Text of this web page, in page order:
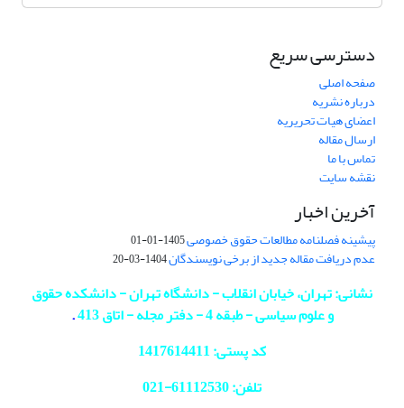
دسترسی سریع
صفحه اصلی
درباره نشریه
اعضای هیات تحریریه
ارسال مقاله
تماس با ما
نقشه سایت
آخرین اخبار
پیشینه فصلنامه مطالعات حقوق خصوصی1405-01-01
عدم دریافت مقاله جدید از برخی نویسندگان1404-03-20
نشانی: تهران، خیابان انقلاب - دانشگاه تهران - دانشکده حقوق
و علوم سیاسی - طبقه 4 - دفتر مجله - اتاق 413
.
کد پستی: 1417614411
تلفن: 61112530-
021